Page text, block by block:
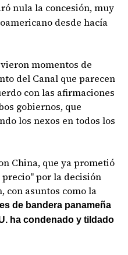
nula la concesión, muy
desde hacía
momentos de
del Canal que parecen
con las afirmaciones
gobiernos, que
los nexos en todos los
China, que ya prometió
por la decisión
con asuntos como la
de bandera panameña
ha condenado y tildado